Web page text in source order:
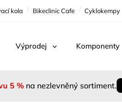
kola Bikeclinic Cafe Cyklokempy
Výprodej Komponenty
5 % na nezlevněný sortiment.